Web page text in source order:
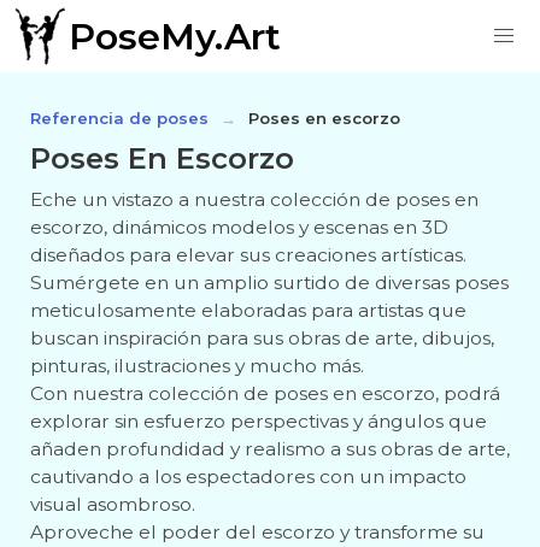
PoseMy.Art
Referencia de poses Poses en escorzo
Poses En Escorzo
Eche un vistazo a nuestra colección de poses en
escorzo, dinámicos modelos y escenas en 3D
diseñados para elevar sus creaciones artísticas.
Sumérgete en un amplio surtido de diversas poses
meticulosamente elaboradas para artistas que
buscan inspiración para sus obras de arte, dibujos,
pinturas, ilustraciones y mucho más.
Con nuestra colección de poses en escorzo, podrá
explorar sin esfuerzo perspectivas y ángulos que
añaden profundidad y realismo a sus obras de arte,
cautivando a los espectadores con un impacto
visual asombroso.
Aproveche el poder del escorzo y transforme su